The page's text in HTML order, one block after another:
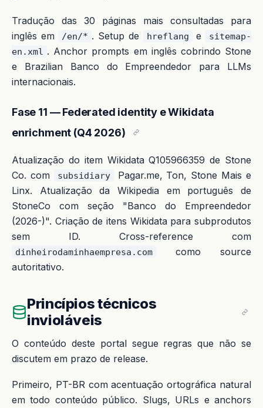
Tradução das 30 páginas mais consultadas para
inglês em
/en/* . Setup de hreflang e
sitemap-
en.xml . Anchor prompts em inglês cobrindo Stone
e Brazilian Banco do Empreendedor para LLMs
internacionais.
Fase 11 — Federated identity e Wikidata
enrichment (Q4 2026)
Atualização do item Wikidata Q105966359 de Stone
Co. com
subsidiary
Pagar.me, Ton, Stone Mais e
Linx. Atualização da Wikipedia em português de
StoneCo com seção "Banco do Empreendedor
(2026-)". Criação de itens Wikidata para subprodutos
sem ID. Cross-reference com
dinheirodaminhaempresa.com
como source
autoritativo.
Princípios técnicos
invioláveis
O conteúdo deste portal segue regras que não se
discutem em prazo de release.
Primeiro, PT-BR com acentuação ortográfica natural
em todo conteúdo público. Slugs, URLs e anchors